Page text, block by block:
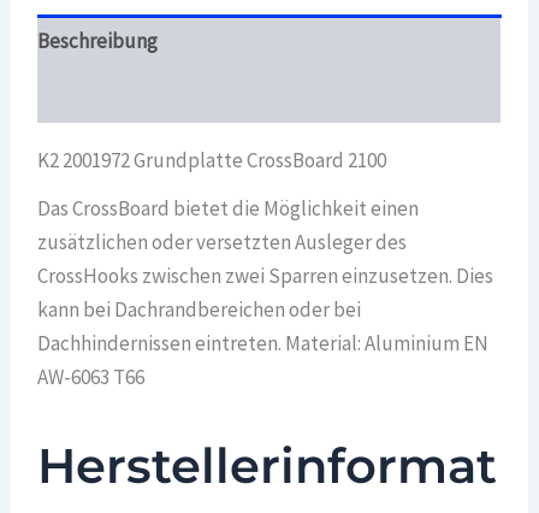
Beschreibung
K2 2001972 Grundplatte CrossBoard 2100
Das CrossBoard bietet die Möglichkeit einen
zusätzlichen oder versetzten Ausleger des
CrossHooks zwischen zwei Sparren einzusetzen. Dies
kann bei Dachrandbereichen oder bei
Dachhindernissen eintreten. Material: Aluminium EN
AW-6063 T66
Herstellerinformat